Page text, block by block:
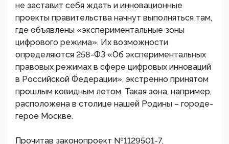
не заставит себя ждать и инновационные
проекты правительства начнут выполняться там,
где объявлены «экспериментальные зоны
цифрового режима». Их возможности
определяются 258-ФЗ «Об экспериментальных
правовых режимах в сфере цифровых инноваций
в Российской Федерации», экстренно принятом
прошлым ковидным летом. Такая зона, например,
расположена в столице нашей Родины – городе-
герое Москве.
Прочитав законопроект №1129501-7,